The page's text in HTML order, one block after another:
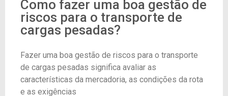
Como fazer uma boa gestão de
riscos para o transporte de
cargas pesadas?
Fazer uma boa gestão de riscos para o transporte
de cargas pesadas significa avaliar as
características da mercadoria, as condições da rota
e as exigências